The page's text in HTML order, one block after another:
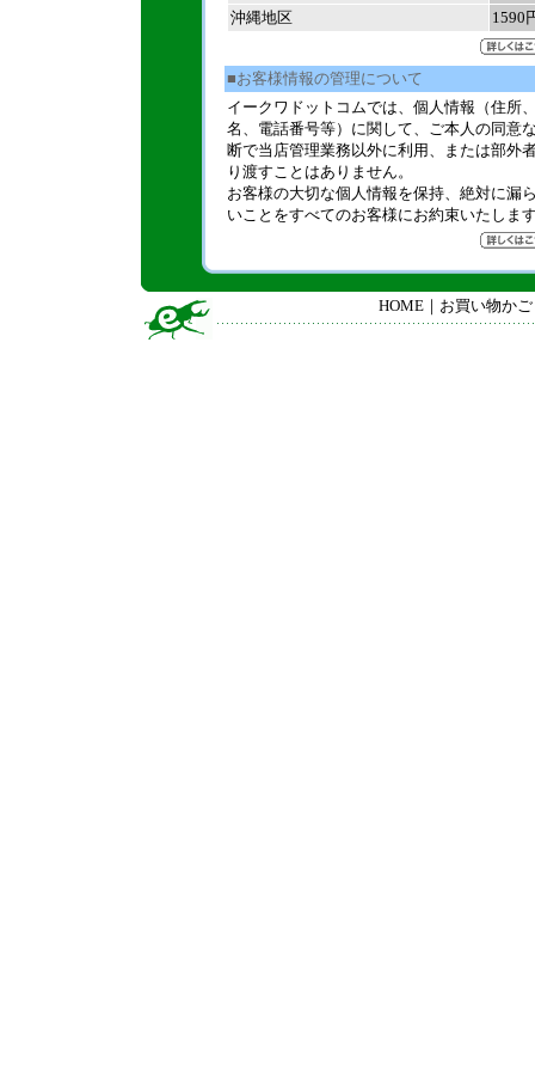
沖縄地区
1590
■お客様情報の管理について
イークワドットコムでは、個人情報（住所
名、電話番号等）に関して、ご本人の同意
断で当店管理業務以外に利用、または部外
り渡すことはありません。
お客様の大切な個人情報を保持、絶対に漏
いことをすべてのお客様にお約束いたしま
HOME ｜ お買い物かご